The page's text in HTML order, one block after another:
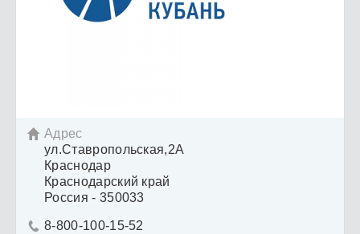
 Адрес
ул.Ставропольская,2А
Краснодар
Краснодарский край
Россия - 350033
 8-800-100-15-52